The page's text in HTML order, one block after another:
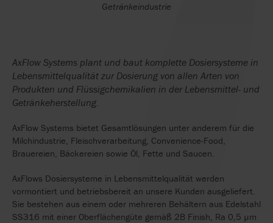
Getränkeindustrie
AxFlow Systems plant und baut komplette Dosiersysteme in
Lebensmittelqualität zur Dosierung von allen Arten von
Produkten und Flüssigchemikalien in der Lebensmittel- und
Getränkeherstellung.
AxFlow Systems bietet Gesamtlösungen unter anderem für die
Milchindustrie, Fleischverarbeitung, Convenience-Food,
Brauereien, Bäckereien sowie Öl, Fette und Saucen.
AxFlows Dosiersysteme in Lebensmittelqualität werden
vormontiert und betriebsbereit an unsere Kunden ausgeliefert.
Sie bestehen aus einem oder mehreren Behältern aus Edelstahl
SS316 mit einer Oberflächengüte gemäß 2B Finish, Ra 0,5 µm